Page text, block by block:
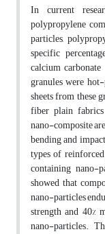
In current
polypropylene
particles,
specific
calcium
granules were
sheets from these
fiber plain fabrics
nano-composite
bending and
types of
containing nano-
showed that
nano-particles
strength and 40%
nano-particles.